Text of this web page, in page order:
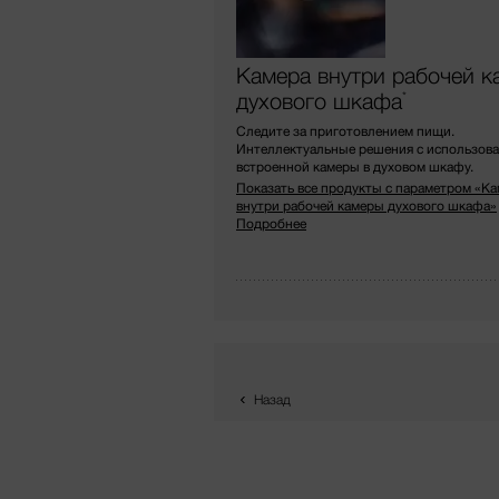
Камера внутри рабочей
духового шкафа*
Следите за приготовлением пищи.
Интеллектуальные решения с
встроенной камеры в духовом шкафу.
Показать все продукты с параметром
внутри рабочей камеры духового шкафа»
Подробнее
Назад